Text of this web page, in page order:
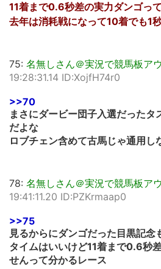
11着まで0.6秒差の実力ダンゴっ
去年は消耗戦になって10着でも1
75: 名無しさん＠実況で競馬板ア
19:28:31.14 ID:XojfH74r0
>>70
まさにダービー団子入選だったタ
だよな
ロブチェン含めて古馬じゃ通用し
78: 名無しさん＠実況で競馬板ア
19:41:11.20 ID:PZKrmaap0
>>75
見るからにダンゴだった目黒記念
タイムはいいけど11着まで0.6秒
せんって分かるレース